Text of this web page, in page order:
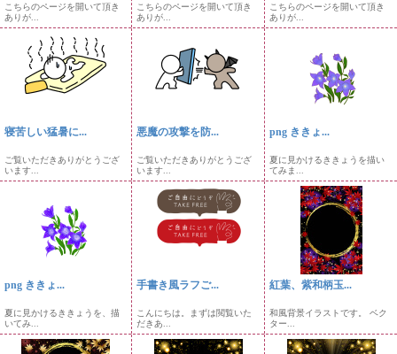
こちらのページを開いて頂き
ありが...
こちらのページを開いて頂き
ありが...
こちらのページを開いて頂き
ありが...
寝苦しい猛暑に...
ご覧いただきありがとうござ
います...
悪魔の攻撃を防...
ご覧いただきありがとうござ
います...
png ききょ...
夏に見かけるききょうを描い
てみま...
png ききょ...
夏に見かけるききょうを、描
いてみ...
手書き風ラフご...
こんにちは。まずは閲覧いた
だきあ...
紅葉、紫和柄玉...
和風背景イラストです。 ベク
ター...